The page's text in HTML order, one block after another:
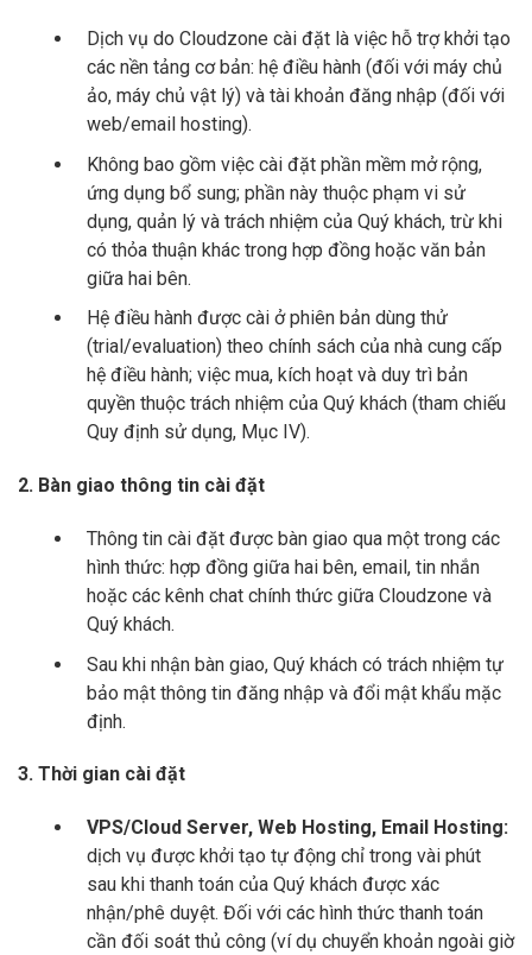
Dịch vụ do Cloudzone cài đặt là việc hỗ trợ khởi tạo
các nền tảng cơ bản: hệ điều hành (đối với máy chủ
ảo, máy chủ vật lý) và tài khoản đăng nhập (đối với
web/email hosting).
Không bao gồm việc cài đặt phần mềm mở rộng,
ứng dụng bổ sung; phần này thuộc phạm vi sử
dụng, quản lý và trách nhiệm của Quý khách, trừ khi
có thỏa thuận khác trong hợp đồng hoặc văn bản
giữa hai bên.
Hệ điều hành được cài ở phiên bản dùng thử
(trial/evaluation) theo chính sách của nhà cung cấp
hệ điều hành; việc mua, kích hoạt và duy trì bản
quyền thuộc trách nhiệm của Quý khách (tham chiếu
Quy định sử dụng, Mục IV).
2. Bàn giao thông tin cài đặt
Thông tin cài đặt được bàn giao qua một trong các
hình thức: hợp đồng giữa hai bên, email, tin nhắn
hoặc các kênh chat chính thức giữa Cloudzone và
Quý khách.
Sau khi nhận bàn giao, Quý khách có trách nhiệm tự
bảo mật thông tin đăng nhập và đổi mật khẩu mặc
định.
3. Thời gian cài đặt
VPS/Cloud Server, Web Hosting, Email Hosting:
dịch vụ được khởi tạo tự động chỉ trong vài phút
sau khi thanh toán của Quý khách được xác
nhận/phê duyệt. Đối với các hình thức thanh toán
cần đối soát thủ công (ví dụ chuyển khoản ngoài giờ